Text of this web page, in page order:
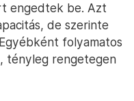
engedtek be. Azt
de szerinte
folyamatos
tényleg rengetegen